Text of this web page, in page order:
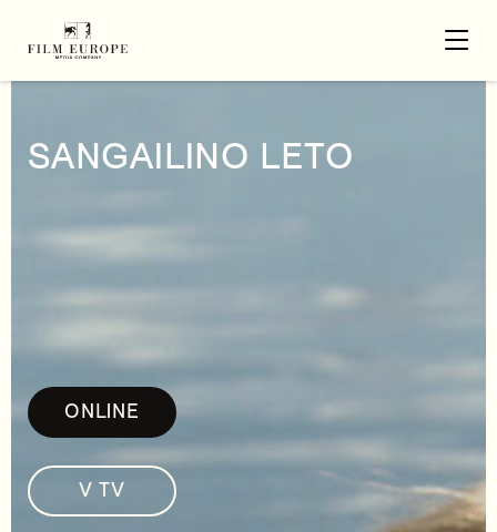
SANGAILINO LETO
ONLINE
V TV